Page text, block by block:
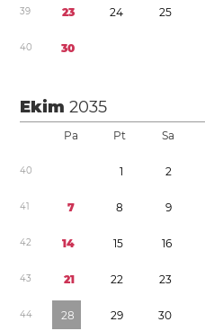
39 23 24 25
40 30
Ekim2035
Pa Pt Sa
40 1 2
41 7 8 9
42 14 15 16
43 21 22 23
44 28 29 30